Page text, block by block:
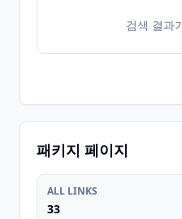
검색 결과
패키지 페이지
ALL LINKS
33